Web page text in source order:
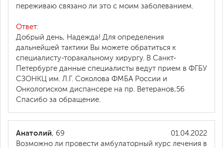
переживаю связано ли это с моим заболеванием.
Ответ:
Добрый день, Надежда! Для определения
дальнейшей тактики Вы можете обратиться к
специалисту-торакальному хирургу. В Санкт-
Петербурге данные специалисты ведут прием в ФГБУ
СЗОНКЦ им. Л.Г. Соколова ФМБА России и
Онкологиском диспансере на пр. Ветеранов,56
Спасибо за обращение.
01.04.2022
Анатолий, 69
Возможно ли провести амбулаторный курс лечения в